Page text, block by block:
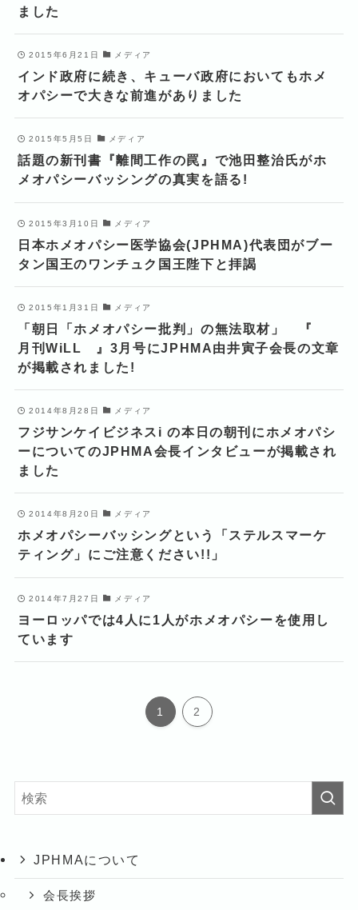
ました
2015年6月21日 メディア
インド政府に続き、キューバ政府においてもホメ
オパシーで大きな前進がありました
2015年5月5日 メディア
話題の新刊書『離間工作の罠』で池田整治氏がホ
メオパシーバッシングの真実を語る!
2015年3月10日 メディア
日本ホメオパシー医学協会(JPHMA)代表団がブー
タン国王のワンチュク国王陛下と拝謁
2015年1月31日 メディア
「朝日「ホメオパシー批判」の無法取材」 『
月刊WiLL 』3月号にJPHMA由井寅子会長の文章
が掲載されました!
2014年8月28日 メディア
フジサンケイビジネスi の本日の朝刊にホメオパシ
ーについてのJPHMA会長インタビューが掲載され
ました
2014年8月20日 メディア
ホメオパシーバッシングという「ステルスマーケ
ティング」にご注意ください!!」
2014年7月27日 メディア
ヨーロッパでは4人に1人がホメオパシーを使用し
ています
1 2
JPHMAについて
会長挨拶